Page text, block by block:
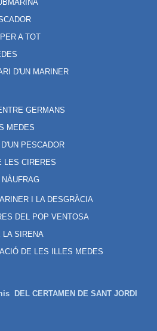
A TOT
D'UN MARINER
GERMANS
MEDES
D'UN PESCADOR
LES CIRERES
NÀUFRAG
I LA DESGRÀCIA
DEL POP VENTOSA
LA SIRENA
DE LES ILLES MEDES
DEL CERTAMEN DE SANT JORDI